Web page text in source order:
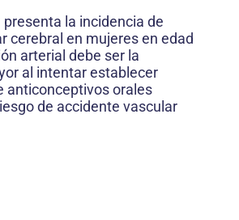
la incidencia de
cerebral en mujeres en edad
arterial debe ser la
al intentar establecer
anticonceptivos orales
de accidente vascular